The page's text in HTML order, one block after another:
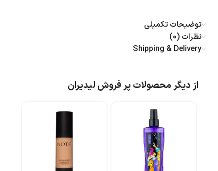
توضیحات تکمیلی
نظرات (0)
Shipping & Delivery
از دیگر محصولات پر فروش لیدیران